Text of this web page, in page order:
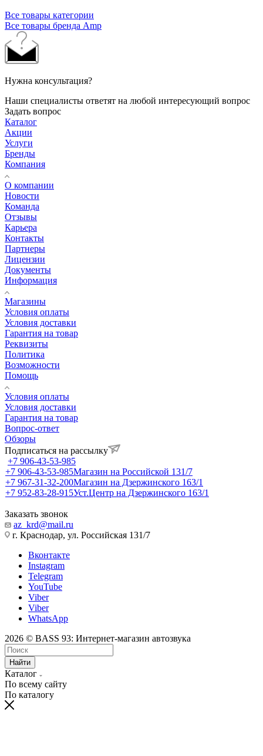
Все товары категории
Все товары бренда Amp
Нужна консультация?
Наши специалисты ответят на любой интересующий вопрос
Задать вопрос
Каталог
Акции
Услуги
Бренды
Компания
О компании
Новости
Команда
Отзывы
Карьера
Контакты
Партнеры
Лицензии
Документы
Информация
Магазины
Условия оплаты
Условия доставки
Гарантия на товар
Реквизиты
Политика
Возможности
Помощь
Условия оплаты
Условия доставки
Гарантия на товар
Вопрос-ответ
Обзоры
Подписаться на рассылку
+7 906-43-53-985
+7 906-43-53-985Магазин на Российской 131/7
+7 967-31-32-200Магазин на Дзержинского 163/1
+7 952-83-28-915Уст.Центр на Дзержинского 163/1
Заказать звонок
az_krd@mail.ru
г. Краснодар, ул. Российская 131/7
Вконтакте
Instagram
Telegram
YouTube
Viber
Viber
WhatsApp
2026 © BASS 93: Интернет-магазин автозвука
Найти
Каталог
По всему сайту
По каталогу